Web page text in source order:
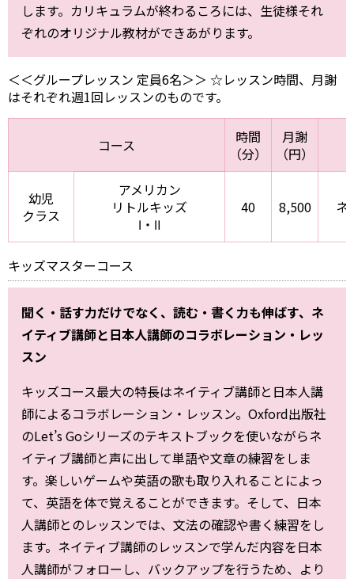
します。カリキュラムが終わるころには、生徒様それ
ぞれのオリジナル教材ができあがります。
＜＜グループレッスン 定員6名＞＞ ☆レッスン時間、月謝
はそれぞれ週1回レッスンのものです。
コース
時間
（分）
月謝
（円）
幼児
クラス
アメリカン
リトルキッズ
Ⅰ・Ⅱ
40 8,500 ネ
キッズマスターコース
聞く・話す力だけでなく、読む・書く力も伸ばす、ネ
イティブ講師と日本人講師のコラボレーション・レッ
スン
キッズコース最大の特長はネイティブ講師と日本人講
師によるコラボレーション・レッスン。Oxford出版社
のLet’s Goシリーズのテキストブックを使いながらネ
イティブ講師と声に出して単語や文章の練習をしま
す。楽しいゲームや英語の歌も取り入れることによっ
て、英語を体で覚えることができます。そして、日本
人講師とのレッスンでは、文法の確認や書く練習をし
ます。ネイティブ講師のレッスンで学んだ内容を日本
人講師がフォローし、バックアップを行うため、より